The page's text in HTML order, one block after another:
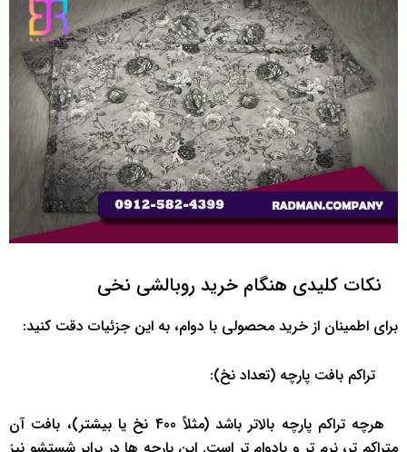
‌ ‌ نکات کلیدی هنگام خرید روبالشی نخی
برای اطمینان از خرید محصولی با دوام، به این جزئیات دقت کنید:
‌ ‌ ‌تراکم بافت پارچه (تعداد نخ):
‌ ‌ هرچه تراکم پارچه بالاتر باشد (مثلاً 400 نخ یا بیشتر)، بافت آن